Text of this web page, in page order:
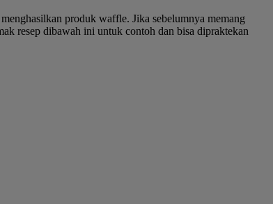
produk waffle. Jika sebelumnya memang
resep dibawah ini untuk contoh dan bisa dipraktekan